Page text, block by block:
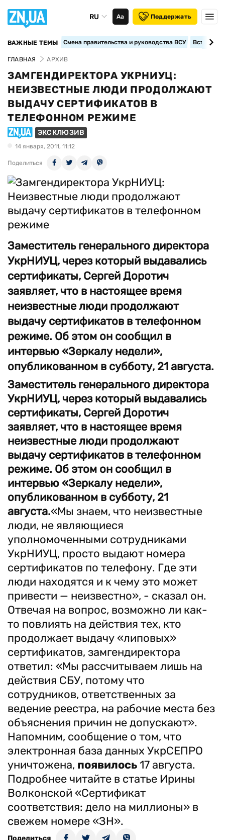
RU Аа Поддержать
ВАЖНЫЕ ТЕМЫ Смена правительства и руководства ВСУ
ГЛАВНАЯ АРХИВ
ЗАМГЕНДИРЕКТОРА УКРНИУЦ:
НЕИЗВЕСТНЫЕ ЛЮДИ ПРОДОЛЖАЮТ
ВЫДАЧУ СЕРТИФИКАТОВ В
ТЕЛЕФОННОМ РЕЖИМЕ
ЭКСКЛЮЗИВ
14 января, 2011, 11:12
Поделиться
Заместитель генерального директора
УкрНИУЦ, через который выдавались
сертификаты, Сергей Доротич
заявляет, что в настоящее время
неизвестные люди продолжают
выдачу сертификатов в телефонном
режиме. Об этом он сообщил в
интервью «Зеркалу недели»,
опубликованном в субботу, 21 августа.
Заместитель генерального директора
УкрНИУЦ, через который выдавались
сертификаты, Сергей Доротич
заявляет, что в настоящее время
неизвестные люди продолжают
выдачу сертификатов в телефонном
режиме. Об этом он сообщил в
интервью «Зеркалу недели»,
опубликованном в субботу, 21
августа.«Мы знаем, что неизвестные
люди, не являющиеся
уполномоченными сотрудниками
УкрНИУЦ, просто выдают номера
сертификатов по телефону. Где эти
люди находятся и к чему это может
привести — неизвестно», - сказал он.
Отвечая на вопрос, возможно ли как-
то повлиять на действия тех, кто
продолжает выдачу «липовых»
сертификатов, замгендиректора
ответил: «Мы рассчитываем лишь на
действия СБУ, потому что
сотрудников, ответственных за
ведение реестра, на рабочие места без
объяснения причин не допускают».
Напомним, сообщение о том, что
электронная база данных УкрСЕПРО
уничтожена, появилось17 августа.
Подробнее читайте в статье Ирины
Волконской «Сертификат
соответствия: дело на миллионы» в
свежем номере «ЗН».